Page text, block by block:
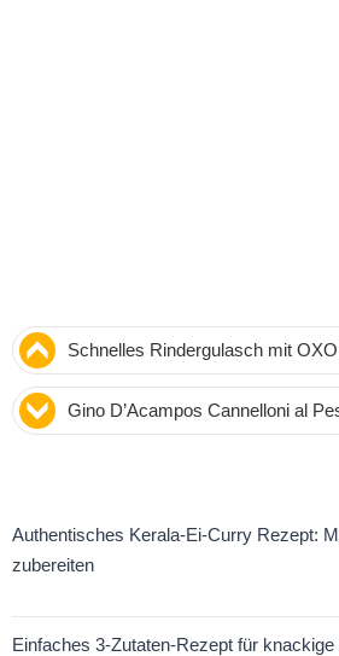
Schnelles Rindergulasch mit
– Fertig in 20 Minuten
Gino D’Acampos Cannelloni al
Authentisches Rezept aus
Authentisches Kerala-Ei-Curry Rezept:
zubereiten
Einfaches 3-Zutaten-Rezept für